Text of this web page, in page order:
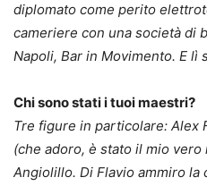
diplomato come perito
cameriere con una società di
Napoli, Bar in Movimento. E lì
Chi sono stati i tuoi maestri?
Tre figure in particolare: Alex
(che adoro, è stato il mio
Angiolillo. Di Flavio ammiro